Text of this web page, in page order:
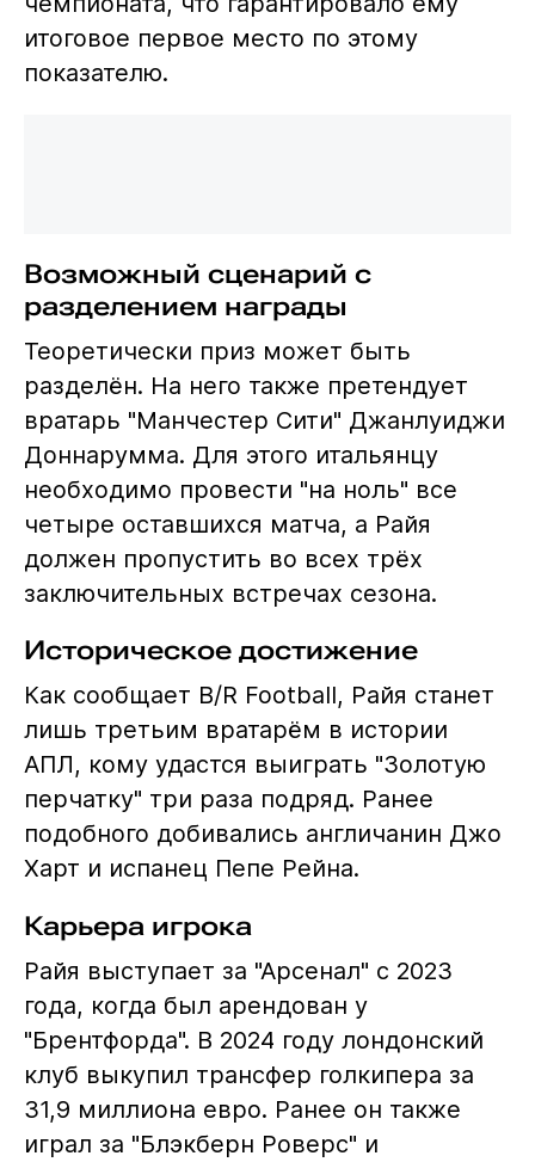
итоговое первое место по этому
показателю.
Возможный сценарий с
разделением награды
Теоретически приз может быть
разделён. На него также претендует
вратарь "Манчестер Сити" Джанлуиджи
Доннарумма. Для этого итальянцу
необходимо провести "на ноль" все
четыре оставшихся матча, а Райя
должен пропустить во всех трёх
заключительных встречах сезона.
Историческое достижение
Как сообщает B/R Football, Райя станет
лишь третьим вратарём в истории
АПЛ, кому удастся выиграть "Золотую
перчатку" три раза подряд. Ранее
подобного добивались англичанин Джо
Харт и испанец Пепе Рейна.
Карьера игрока
Райя выступает за "Арсенал" с 2023
года, когда был арендован у
"Брентфорда". В 2024 году лондонский
клуб выкупил трансфер голкипера за
31,9 миллиона евро. Ранее он также
играл за "Блэкберн Роверс" и